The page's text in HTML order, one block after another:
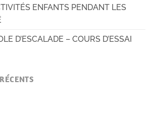
ENFANTS PENDANT LES
D’ESCALADE – COURS D’ESSAI